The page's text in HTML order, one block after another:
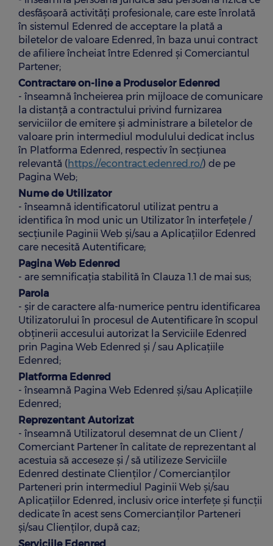
desfășoară activități profesionale, care este înrolată
în sistemul Edenred de acceptare la plată a
biletelor de valoare Edenred, în baza unui contract
de afiliere încheiat între Edenred și Comerciantul
Partener;
Contractare on-line a Produselor Edenred
- înseamnă încheierea prin mijloace de comunicare
la distanță a contractului privind furnizarea
serviciilor de emitere și administrare a biletelor de
valoare prin intermediul modulului dedicat inclus
în Platforma Edenred, respectiv în secțiunea
relevantă (https://econtract.edenred.ro/) de pe
Pagina Web;
Nume de Utilizator
- înseamnă identificatorul utilizat pentru a
identifica în mod unic un Utilizator în interfețele /
secțiunile Paginii Web și/sau a Aplicațiilor Edenred
care necesită Autentificare;
Pagina Web Edenred
- are semnificația stabilită în Clauza 1.1 de mai sus;
Parola
- şir de caractere alfa-numerice pentru identificarea
Utilizatorului în procesul de Autentificare în scopul
obținerii accesului autorizat la Serviciile Edenred
prin Pagina Web Edenred și / sau Aplicațiile
Edenred;
Platforma Edenred
- înseamnă Pagina Web Edenred și/sau Aplicațiile
Edenred;
Reprezentant Autorizat
- înseamnă Utilizatorul desemnat de un Client /
Comerciant Partener în calitate de reprezentant al
acestuia să acceseze și / să utilizeze Serviciile
Edenred destinate Clienților / Comercianților
Parteneri prin intermediul Paginii Web și/sau
Aplicațiilor Edenred, inclusiv orice interfețe și funcții
dedicate în acest sens Comercianților Parteneri
și/sau Clienților, după caz;
Serviciile Edenred